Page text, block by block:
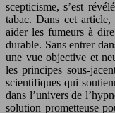
scepticisme, s’est
tabac. Dans cetarticle,
aider les fumeurs à
durable. Sans entrer
une vue objective et
les principes sous-
scientifiques qui
dans l’univers de l’hyp
solution prometteuse